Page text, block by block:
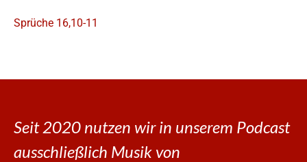
Sprüche 16,10-11
Seit 2020 nutzen wir in unserem Podcast
ausschließlich Musik von